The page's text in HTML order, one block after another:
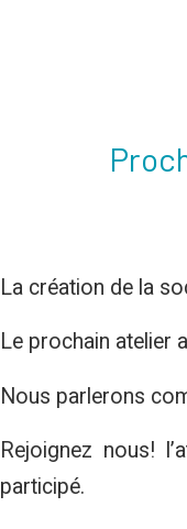
La création de la
Le prochain atelier
Nous parlerons
Rejoignez nous!
participé.